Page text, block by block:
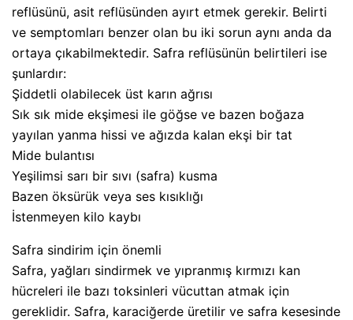
reflüsünü, asit reflüsünden ayırt etmek gerekir. Belirti
ve semptomları benzer olan bu iki sorun aynı anda da
ortaya çıkabilmektedir. Safra reflüsünün belirtileri ise
şunlardır:
Şiddetli olabilecek üst karın ağrısı
Sık sık mide ekşimesi ile göğse ve bazen boğaza
yayılan yanma hissi ve ağızda kalan ekşi bir tat
Mide bulantısı
Yeşilimsi sarı bir sıvı (safra) kusma
Bazen öksürük veya ses kısıklığı
İstenmeyen kilo kaybı
Safra sindirim için önemli
Safra, yağları sindirmek ve yıpranmış kırmızı kan
hücreleri ile bazı toksinleri vücuttan atmak için
gereklidir. Safra, karaciğerde üretilir ve safra kesesinde